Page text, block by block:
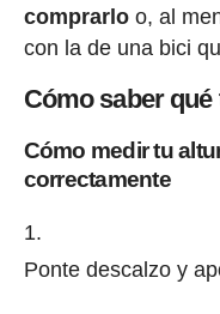
comprarloo, al
con la de una bici
Cómo saber
Cómo medir tu
correctamente
Ponte descalzo y